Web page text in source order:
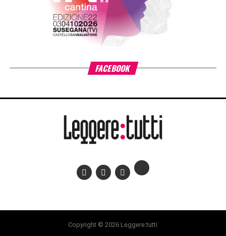
vuole scoprire l’uomo dietro il personaggio, l’ansia di dirsi
le cose ultime e la scoperta amara che nemmeno la
macchina più sofisticata del mondo può risparmiarci il
lavoro sporco di elaborare un lutto.
finzione e verità. Tra le pagine si avverte un bisogno
bellissima: le macchine possono scimmiottare i gesti e la
voce di chi abbiamo perso, ma la magia di un legame —
quella vera — resta un fatto irripetibile, consegnato